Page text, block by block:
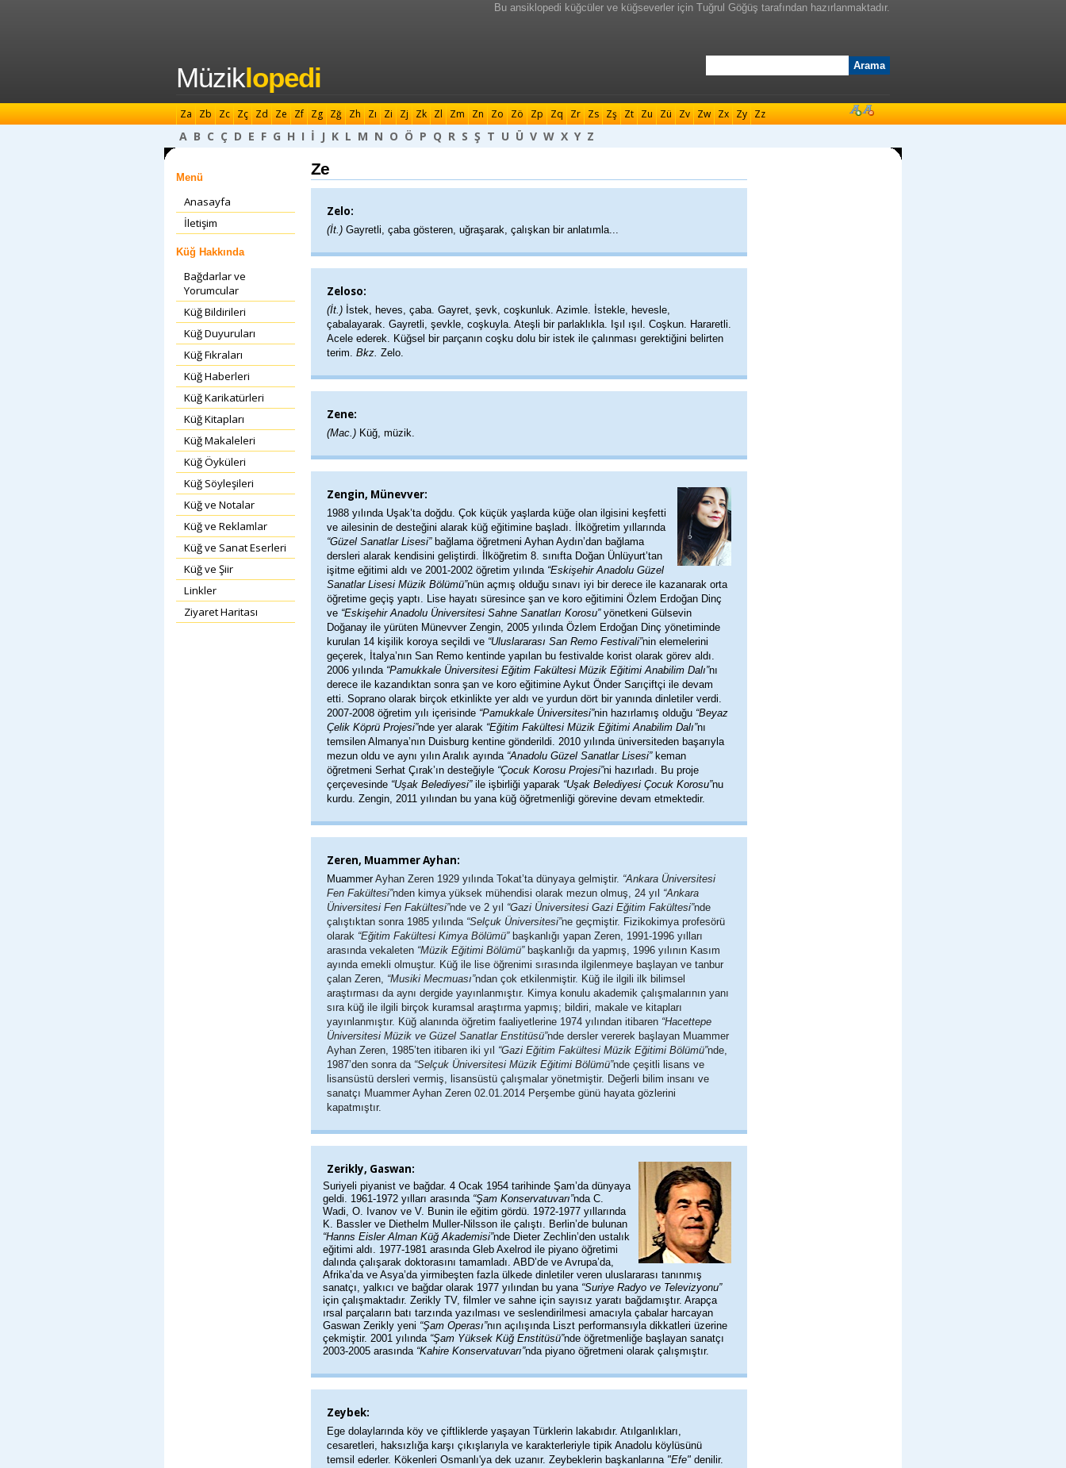
Bu ansiklopedi küğcüler ve küğseverler için Tuğrul Göğüş tarafından hazırlanmaktadır.
Müziklopedi
Za Zb Zc Zç Zd Ze Zf Zg Zğ Zh Zı Zi Zj Zk Zl Zm Zn Zo Zö Zp Zq Zr Zs Zş Zt Zu Zü Zv Zw Zx Zy Zz
A B C Ç D E F G H I İ J K L M N O Ö P Q R S Ş T U Ü V W X Y Z
Menü
Anasayfa
İletişim
Küğ Hakkında
Bağdarlar ve
Yorumcular
Küğ Bildirileri
Küğ Duyuruları
Küğ Fıkraları
Küğ Haberleri
Küğ Karikatürleri
Küğ Kitapları
Küğ Makaleleri
Küğ Öyküleri
Küğ Söyleşileri
Küğ ve Notalar
Küğ ve Reklamlar
Küğ ve Sanat Eserleri
Küğ ve Şiir
Linkler
Ziyaret Haritası
Ze
Zelo:
(İt.) Gayretli, çaba gösteren, uğraşarak, çalışkan bir anlatımla...
Zeloso:
(İt.) İstek, heves, çaba. Gayret, şevk, coşkunluk. Azimle. İstekle, hevesle,
çabalayarak. Gayretli, şevkle, coşkuyla. Ateşli bir parlaklıkla. Işıl ışıl. Coşkun. Hararetli.
Acele ederek. Küğsel bir parçanın coşku dolu bir istek ile çalınması gerektiğini belirten
terim. Bkz. Zelo.
Zene:
(Mac.) Küğ, müzik.
Zengin, Münevver:
1988 yılında Uşak’ta doğdu. Çok küçük yaşlarda küğe olan ilgisini keşfetti
ve ailesinin de desteğini alarak küğ eğitimine başladı. İlköğretim yıllarında
“Güzel Sanatlar Lisesi”bağlama öğretmeni Ayhan Aydın’dan bağlama
dersleri alarak kendisini geliştirdi. İlköğretim 8. sınıfta Doğan Ünlüyurt’tan
işitme eğitimi aldı ve 2001-2002 öğretim yılında “Eskişehir Anadolu Güzel
Sanatlar Lisesi Müzik Bölümü”nün açmış olduğu sınavı iyi bir derece ile kazanarak orta
öğretime geçiş yaptı. Lise hayatı süresince şan ve koro eğitimini Özlem Erdoğan Dinç
ve “Eskişehir Anadolu Üniversitesi Sahne Sanatları Korosu” yönetkeni Gülsevin
Doğanay ile yürüten Münevver Zengin, 2005 yılında Özlem Erdoğan Dinç yönetiminde
kurulan 14 kişilik koroya seçildi ve “Uluslararası San Remo Festivali”nin elemelerini
geçerek, İtalya’nın San Remo kentinde yapılan bu festivalde korist olarak görev aldı.
2006 yılında “Pamukkale Üniversitesi Eğitim Fakültesi Müzik Eğitimi Anabilim Dalı”nı
derece ile kazandıktan sonra şan ve koro eğitimine Aykut Önder Sarıçiftçi ile devam
etti. Soprano olarak birçok etkinlikte yer aldı ve yurdun dört bir yanında dinletiler verdi.
2007-2008 öğretim yılı içerisinde “Pamukkale Üniversitesi”nin hazırlamış olduğu “Beyaz
Çelik Köprü Projesi”nde yer alarak “Eğitim Fakültesi Müzik Eğitimi Anabilim Dalı”nı
temsilen Almanya’nın Duisburg kentine gönderildi. 2010 yılında üniversiteden başarıyla
mezun oldu ve aynı yılın Aralık ayında “Anadolu Güzel Sanatlar Lisesi”keman
öğretmeni Serhat Çırak’ın desteğiyle “Çocuk Korosu Projesi”ni hazırladı. Bu proje
çerçevesinde “Uşak Belediyesi”ile işbirliği yaparak “Uşak Belediyesi Çocuk Korosu”nu
kurdu. Zengin, 2011 yılından bu yana küğ öğretmenliği görevine devam etmektedir.
Zeren, Muammer Ayhan:
MuammerAyhan Zeren 1929 yılında Tokat’ta dünyaya gelmiştir. “Ankara Üniversitesi
Fen Fakültesi”nden kimya yüksek mühendisi olarak mezun olmuş, 24 yıl “Ankara
Üniversitesi Fen Fakültesi”nde ve 2 yıl “Gazi Üniversitesi Gazi Eğitim Fakültesi”nde
çalıştıktan sonra 1985 yılında “Selçuk Üniversitesi”ne geçmiştir. Fizikokimya profesörü
olarak “Eğitim Fakültesi Kimya Bölümü”başkanlığı yapan Zeren, 1991-1996 yılları
arasında vekaleten “Müzik Eğitimi Bölümü”başkanlığı da yapmış, 1996 yılının Kasım
ayında emekli olmuştur. Küğ ile lise öğrenimi sırasında ilgilenmeye başlayan ve tanbur
çalan Zeren, “Musiki Mecmuası”ndan çok etkilenmiştir. Küğ ile ilgili ilk bilimsel
araştırması da aynı dergide yayınlanmıştır. Kimya konulu akademik çalışmalarının yanı
sıra küğ ile ilgili birçok kuramsal araştırma yapmış; bildiri, makale ve kitapları
yayınlanmıştır. Küğ alanında öğretim faaliyetlerine 1974 yılından itibaren “Hacettepe
Üniversitesi Müzik ve Güzel Sanatlar Enstitüsü”nde dersler vererek başlayan Muammer
Ayhan Zeren, 1985’ten itibaren iki yıl “Gazi Eğitim Fakültesi Müzik Eğitimi Bölümü”nde,
1987’den sonra da “Selçuk Üniversitesi Müzik Eğitimi Bölümü”nde çeşitli lisans ve
lisansüstü dersleri vermiş, lisansüstü çalışmalar yönetmiştir. Değerli bilim insanı ve
sanatçı Muammer Ayhan Zeren 02.01.2014 Perşembe günü hayata gözlerini
kapatmıştır.
Zerikly, Gaswan:
Suriyeli piyanist ve bağdar. 4 Ocak 1954 tarihinde Şam’da dünyaya
geldi. 1961-1972 yılları arasında “Şam Konservatuvarı”nda C.
Wadi, O. Ivanov ve V. Bunin ile eğitim gördü. 1972-1977 yıllarında
K. Bassler ve Diethelm Muller-Nilsson ile çalıştı. Berlin’de bulunan
“Hanns Eisler Alman Küğ Akademisi”nde Dieter Zechlin’den ustalık
eğitimi aldı. 1977-1981 arasında Gleb Axelrod ile piyano öğretimi
dalında çalışarak doktorasını tamamladı. ABD’de ve Avrupa’da,
Afrika’da ve Asya’da yirmibeşten fazla ülkede dinletiler veren uluslararası tanınmış
sanatçı, yalkıcı ve bağdar olarak 1977 yılından bu yana “Suriye Radyo ve Televizyonu”
için çalışmaktadır. Zerikly TV, filmler ve sahne için sayısız yaratı bağdamıştır. Arapça
ırsal parçaların batı tarzında yazılması ve seslendirilmesi amacıyla çabalar harcayan
Gaswan Zerikly yeni “Şam Operası”nın açılışında Liszt performansıyla dikkatleri üzerine
çekmiştir. 2001 yılında “Şam Yüksek Küğ Enstitüsü”nde öğretmenliğe başlayan sanatçı
2003-2005 arasında “Kahire Konservatuvarı”nda piyano öğretmeni olarak çalışmıştır.
Zeybek:
Ege dolaylarında köy ve çiftliklerde yaşayan Türklerin lakabıdır. Atılganlıkları,
cesaretleri, haksızlığa karşı çıkışlarıyla ve karakterleriyle tipik Anadolu köylüsünü
temsil ederler. Kökenleri Osmanlı'ya dek uzanır. Zeybeklerin başkanlarına "Efe" denilir.